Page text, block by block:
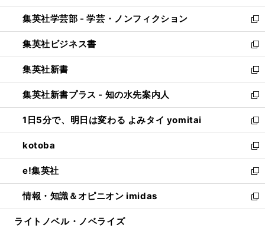
開
く
ウ
で
開
く
ン
ド
ウ
で
開
く
ウ
ィ
ン
ド
ウ
で
開
く
集英社学芸部 - 学芸・ノンフィクション
新
し
い
ウ
ィ
ン
ド
ウ
で
開
く
集英社ビジネス書
新
し
い
ウ
ィ
ン
ド
ウ
で
開
く
集英社新書
新
し
い
ウ
ィ
ン
ド
ウ
で
開
く
集英社新書プラス - 知の水先案内人
新
し
い
ウ
ィ
ン
ド
ウ
で
開
1日5分で、明日は変わる よみタイ yomitai
新
し
い
ウ
ィ
ン
ド
ウ
kotoba
新
し
い
ウ
ィ
ン
e!集英社
新
し
い
ウ
情報・知識＆オピニオン imidas
新
し
ライトノベル・ノベライズ